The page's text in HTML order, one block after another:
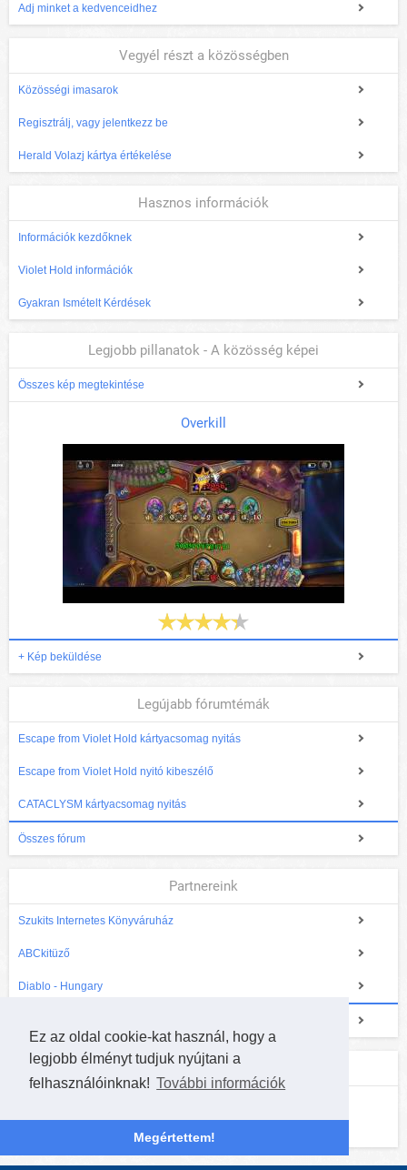
Ez az oldal cookie-kat használ, hogy a
legjobb élményt tudjuk nyújtani a
felhasználóinknak! További információk
Megértettem!
Adj minket a kedvenceidhez
Vegyél részt a közösségben
Közösségi imasarok
Regisztrálj, vagy jelentkezz be
Herald Volazj kártya értékelése
Hasznos információk
Információk kezdőknek
Violet Hold információk
Gyakran Ismételt Kérdések
Legjobb pillanatok - A közösség képei
Összes kép megtekintése
Overkill
+ Kép beküldése
Legújabb fórumtémák
Escape from Violet Hold kártyacsomag nyitás
Escape from Violet Hold nyitó kibeszélő
CATACLYSM kártyacsomag nyitás
Összes fórum
Partnereink
Szukits Internetes Könyváruház
ABCkitüző
Diablo - Hungary
Következő Hearthstone verseny
A jelentkezés lezárult, kezdés hamarosan!